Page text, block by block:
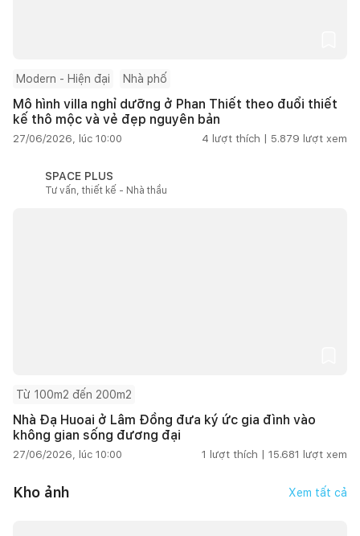
Modern - Hiện đại Nhà phố
Mô hình villa nghỉ dưỡng ở Phan Thiết theo đuổi thiết
kế thô mộc và vẻ đẹp nguyên bản
27/06/2026, lúc 10:00 4 lượt thích | 5.879 lượt xem
SPACE PLUS
Tư vấn, thiết kế - Nhà thầu
Từ 100m2 đến 200m2
Nhà Đạ Huoai ở Lâm Đồng đưa ký ức gia đình vào
không gian sống đương đại
27/06/2026, lúc 10:00 1 lượt thích | 15.681 lượt xem
Kho ảnh Xem tất cả